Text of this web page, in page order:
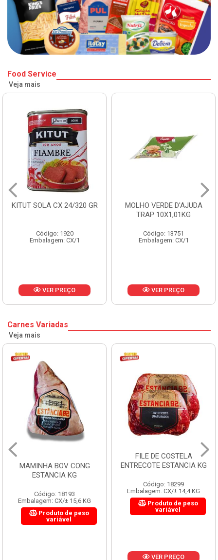
Food Service
Veja mais
KITUT SOLA CX 24/320 GR
Código: 1920
Embalagem: CX/1
VER PREÇO
MOLHO VERDE D'AJUDA
TRAP 10X1,01KG
Código: 13751
Embalagem: CX/1
VER PREÇO
Carnes Variadas
Veja mais
MAMINHA BOV CONG
ESTANCIA KG
Código: 18193
Embalagem: CX/± 15,6 KG
Produto de peso
variável
FILE DE COSTELA
ENTRECOTE ESTANCIA KG
Código: 18299
Embalagem: CX/± 14,4 KG
Produto de peso
variável
VER PREÇO